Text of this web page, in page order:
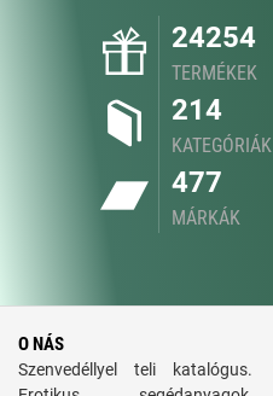
24254
TERMÉKEK
214
KATEGÓRIÁK
477
MÁRKÁK
O NÁS
Szenvedéllyel teli katalógus.